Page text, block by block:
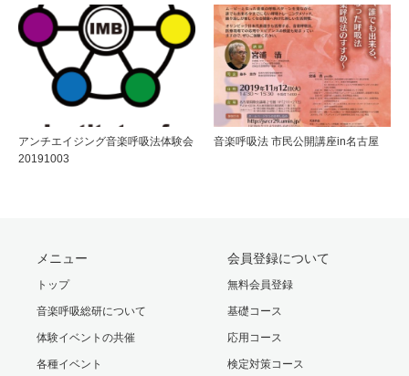
アンチエイジング音楽呼吸法体験会
20191003
音楽呼吸法 市民公開講座in名古屋
メニュー
トップ
音楽呼吸総研について
体験イベントの共催
各種イベント
会員登録について
無料会員登録
基礎コース
応用コース
検定対策コース